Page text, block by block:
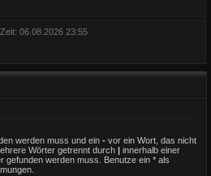
06.08.2026 23:55
werden muss und ein - vor ein Wort, das nicht
Wörter getrennt durch
innerhalb einer
gefunden werden muss. Benutze ein * als